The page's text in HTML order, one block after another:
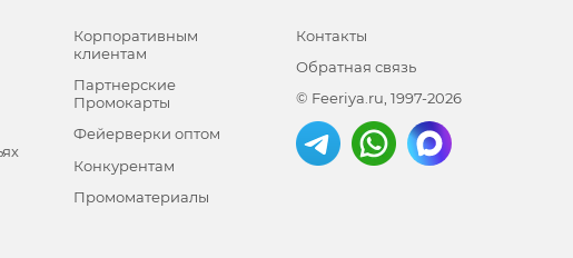
Корпоративным
клиентам
Партнерские
Промокарты
Фейерверки оптом
Конкурентам
Промоматериалы
Контакты
Обратная связь
© Feeriya.ru, 1997-2026